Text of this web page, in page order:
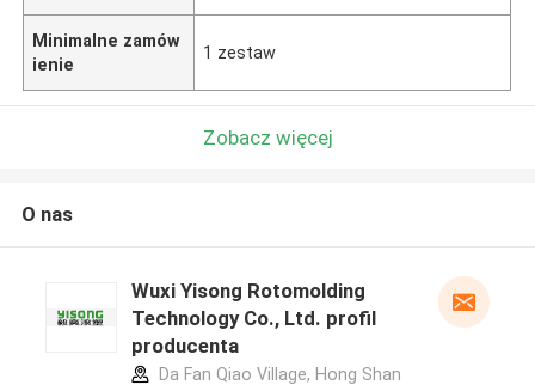
Minimalne zamów
ienie
1 zestaw
Zobacz więcej
O nas
Wuxi Yisong Rotomolding
Technology Co., Ltd. profil
producenta
Da Fan Qiao Village, Hong Shan